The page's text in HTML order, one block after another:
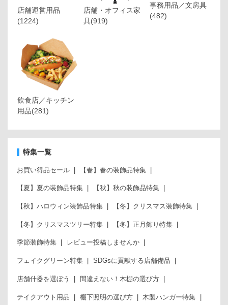
店舗運営用品
(1224)
店舗・オフィス家
具(919)
事務用品／文房具
(482)
飲食店／キッチン
用品(281)
特集一覧
お買い得品セール 【春】春の装飾品特集
【夏】夏の装飾品特集 【秋】秋の装飾品特集
【秋】ハロウィン装飾品特集 【冬】クリスマス装飾特集
【冬】クリスマスツリー特集 【冬】正月飾り特集
季節装飾特集 レビュー投稿しませんか
フェイクグリーン特集 SDGsに貢献する店舗備品
店舗什器を選ぼう 間違えない！木棚の選び方
テイクアウト用品 棚下照明の選び方 木製ハンガー特集